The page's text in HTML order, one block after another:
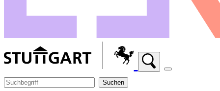
Suchen